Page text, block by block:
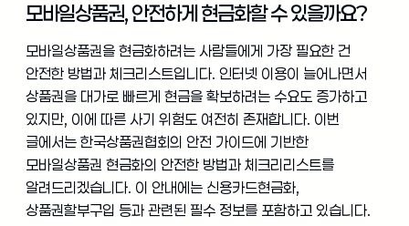
모바일상품권, 안전하게 현금화할 수 있을까요?
모바일상품권을 현금화하려는 사람들에게 가장 필요한 건
안전한 방법과 체크리스트입니다. 인터넷 이용이 늘어나면서
상품권을 대가로 빠르게 현금을 확보하려는 수요도 증가하고
있지만, 이에 따른 사기 위험도 여전히 존재합니다. 이번
글에서는 한국상품권협회의 안전 가이드에 기반한
모바일상품권 현금화의 안전한 방법과 체크리리스트를
알려드리겠습니다. 이 안내에는 신용카드현금화,
상품권할부구입 등과 관련된 필수 정보를 포함하고 있습니다.